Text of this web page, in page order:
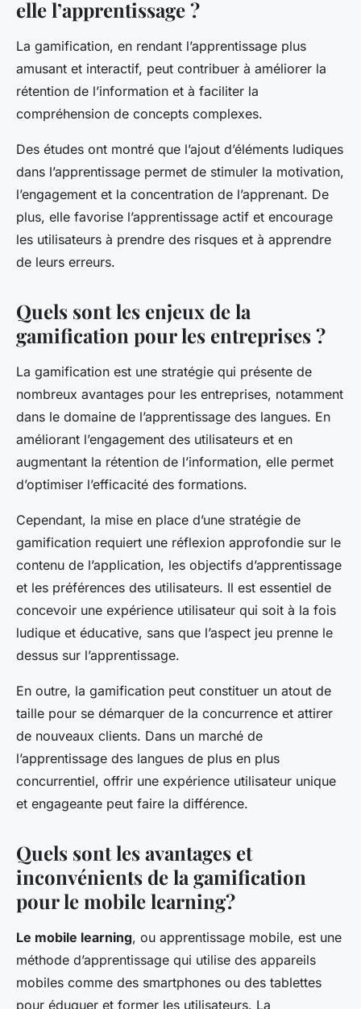
elle l’apprentissage ?
La gamification, en rendant l’apprentissage plus
amusant et interactif, peut contribuer à améliorer la
rétention de l’information et à faciliter la
compréhension de concepts complexes.
Des études ont montré que l’ajout d’éléments ludiques
dans l’apprentissage permet de stimuler la motivation,
l’engagement et la concentration de l’apprenant. De
plus, elle favorise l’apprentissage actif et encourage
les utilisateurs à prendre des risques et à apprendre
de leurs erreurs.
Quels sont les enjeux de la
gamification pour les entreprises ?
La gamification est une stratégie qui présente de
nombreux avantages pour les entreprises, notamment
dans le domaine de l’apprentissage des langues. En
améliorant l’engagement des utilisateurs et en
augmentant la rétention de l’information, elle permet
d’optimiser l’efficacité des formations.
Cependant, la mise en place d’une stratégie de
gamification requiert une réflexion approfondie sur le
contenu de l’application, les objectifs d’apprentissage
et les préférences des utilisateurs. Il est essentiel de
concevoir une expérience utilisateur qui soit à la fois
ludique et éducative, sans que l’aspect jeu prenne le
dessus sur l’apprentissage.
En outre, la gamification peut constituer un atout de
taille pour se démarquer de la concurrence et attirer
de nouveaux clients. Dans un marché de
l’apprentissage des langues de plus en plus
concurrentiel, offrir une expérience utilisateur unique
et engageante peut faire la différence.
Quels sont les avantages et
inconvénients de la gamification
pour le mobile learning?
Le mobile learning, ou apprentissage mobile, est une
méthode d’apprentissage qui utilise des appareils
mobiles comme des smartphones ou des tablettes
pour éduquer et former les utilisateurs. La